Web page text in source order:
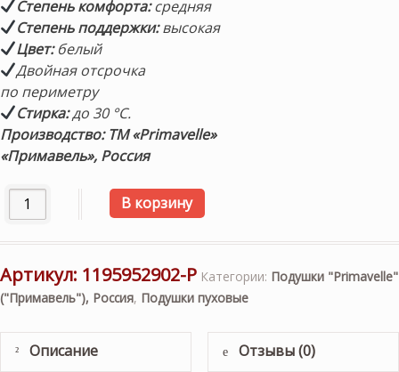
Степень комфорта:средняя
Степень поддержки:высокая
Цвет:белый
Двойная отсрочка
по периметру
Стирка:до 30 °С.
Производство: ТМ «Primavelle»
«Примавель», Россия
Количество товара Подушка пуховая двух-камерная
В корзину
Артикул: 1195952902-P Категории: Подушки "Primavelle"
("Примавель"), Россия, Подушки пуховые
Описание Отзывы (0)